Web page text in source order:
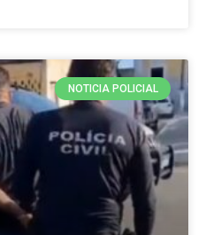
NOTICIA POLICIAL